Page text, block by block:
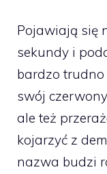
Pojawiają się
sekundy i
bardzo trudno
swój
ale też
kojarzyć z
nazwa budzi